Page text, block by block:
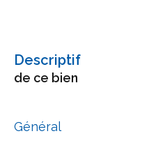
descriptif
de ce bien
Général